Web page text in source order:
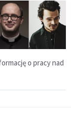
o pracy nad